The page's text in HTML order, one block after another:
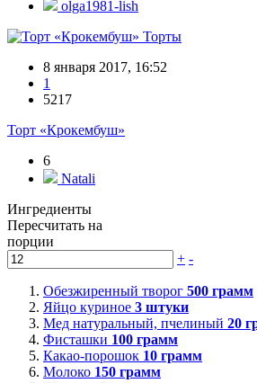
olga1981-lish
Торты
8 января 2017, 16:52
1
5217
Торт «Крокембуш»
6
Natali
Ингредиенты
Пересчитать на
порции
+ -
Обезжиренный творог 500 грамм
Яйцо куриное 3 штуки
Мед натуральный, пчелиный 20
Фисташки 100 грамм
Какао-порошок 10 грамм
Молоко 150 грамм